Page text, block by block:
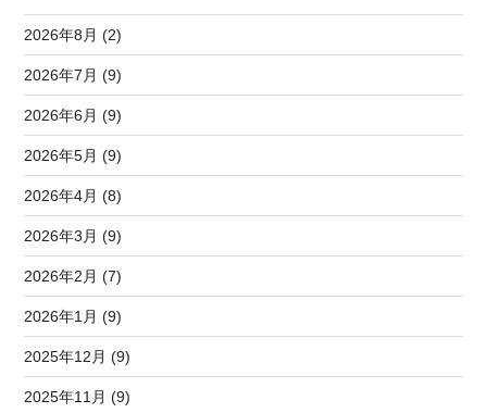
2026年8月 (2)
2026年7月 (9)
2026年6月 (9)
2026年5月 (9)
2026年4月 (8)
2026年3月 (9)
2026年2月 (7)
2026年1月 (9)
2025年12月 (9)
2025年11月 (9)